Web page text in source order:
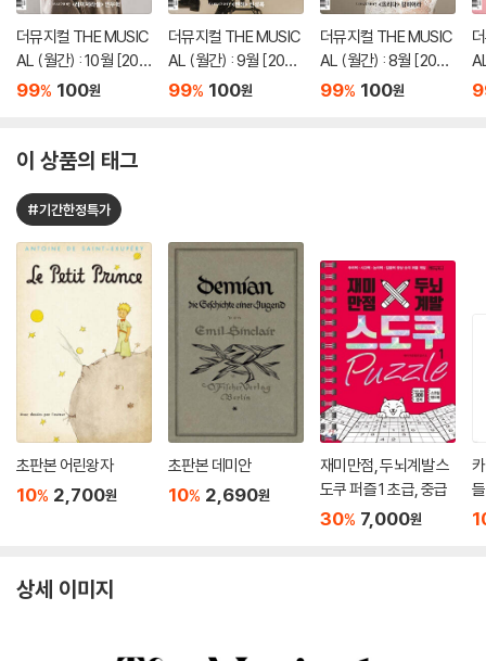
더뮤지컬 THE MUSIC
AL (월간) : 10월 [202
3]
99% 100원
더뮤지컬 THE MUSIC
AL (월간) : 9월 [202
3]
99% 100원
더뮤지컬 THE MUSIC
AL (월간) : 8월 [202
3]
99% 100원
3]
이 상품의 태그
#기간한정특가
초판본 어린왕자
10% 2,700원
초판본 데미안
10% 2,690원
재미만점, 두뇌계발 스
도쿠 퍼즐 1 초급, 중급
30% 7,000원
상세 이미지